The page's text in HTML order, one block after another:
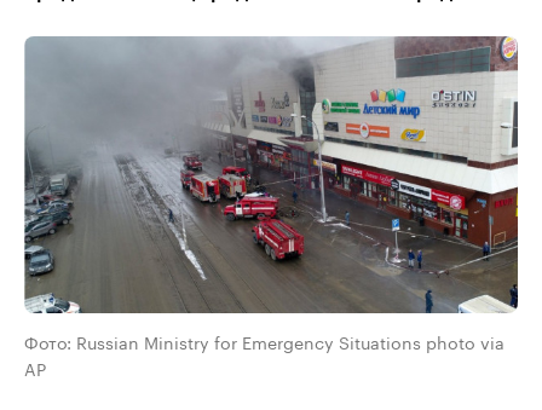
Фото: Russian Ministry for Emergency Situations photo via
AP